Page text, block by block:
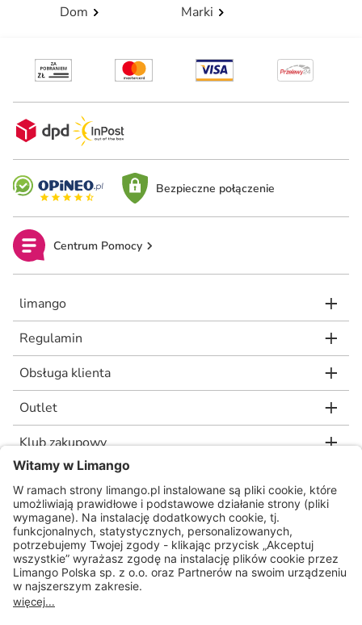
Dom
Marki
Bezpieczne połączenie
Centrum Pomocy
limango
Regulamin
Obsługa klienta
Outlet
Klub zakupowy